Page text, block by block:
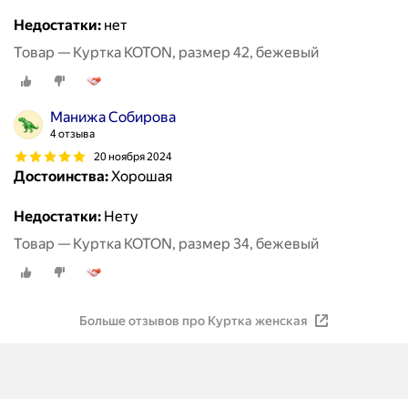
Недостатки: нет
Товар — Куртка KOTON, размер 42, бежевый
Манижа Собирова
4 отзыва
20 ноября 2024
Достоинства:Хорошая
Недостатки: Нету
Товар — Куртка KOTON, размер 34, бежевый
Больше отзывов про Куртка женская